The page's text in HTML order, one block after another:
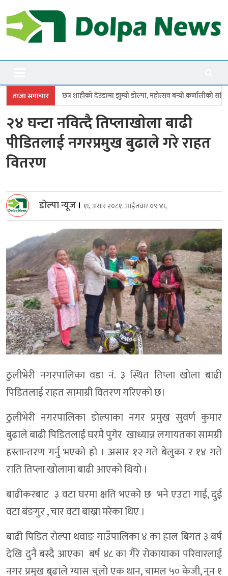
to
content
Dolpanews
ताजा समाचार
देउडामा झुम्यो डोल्पा, महोत्सव बन्यो कर्णालीको सांगीतिक उत्सव
२४ घन्टा नवित्दै तिप्लाखाेला बाढी
पीडितलाई नगरप्रमुख बुढाले गरे राहत
वितरण
डोल्पा न्यूज । १६ असार २०८१, आईतवार ०९:४६
ठुलीभेरी नगरपालिका वडा नं. ३ स्थित तिप्ला खाेला बाढी
पिडितलाई राहत सामाग्री वितरण गरिएकाे छ।
ठुलीभेरी नगरपालिका डाेल्पाका नगर प्रमुख सुवर्ण कुमार
बुढाले बाढी पिडितलाई घरमै पुगेर खाध्यान्न लगायतका सामग्री
हस्तान्तरण गर्नु भएकाे हाे । असार १२ गते बेलुका र १४ गते
राति तिप्ला खाेलामा बाढी आएकाे थियाे ।
बाढीकरबाट ३ वटा घरमा क्षति भएकाे छ भने एउटा गाई, दुई
वटा बंङगुर , चार वटा बाख्रा मरेका थिए ।
बाढी पिडित राेल्पा थवाङ गाउँपालिका ४ का हाल बिगत ३ बर्ष
देखि दुनै बस्दै आएका बर्ष ४८ का गैरे राेकायाका परिवारलाई
नगर प्रमुख बुढाले ग्यास चुलाे एक थान, चामल ५० केजी, नुन १